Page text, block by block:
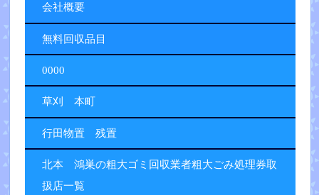
会社概要
無料回収品目
0000
草刈 本町
行田物置 残置
北本 鴻巣の粗大ゴミ回収業者粗大ごみ処理券取
扱店一覧